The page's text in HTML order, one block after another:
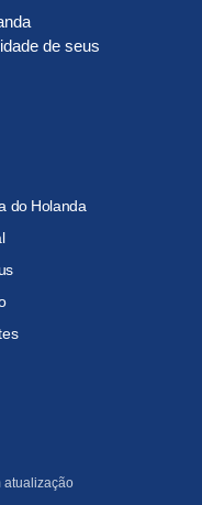
de seus
do Holanda
atualização